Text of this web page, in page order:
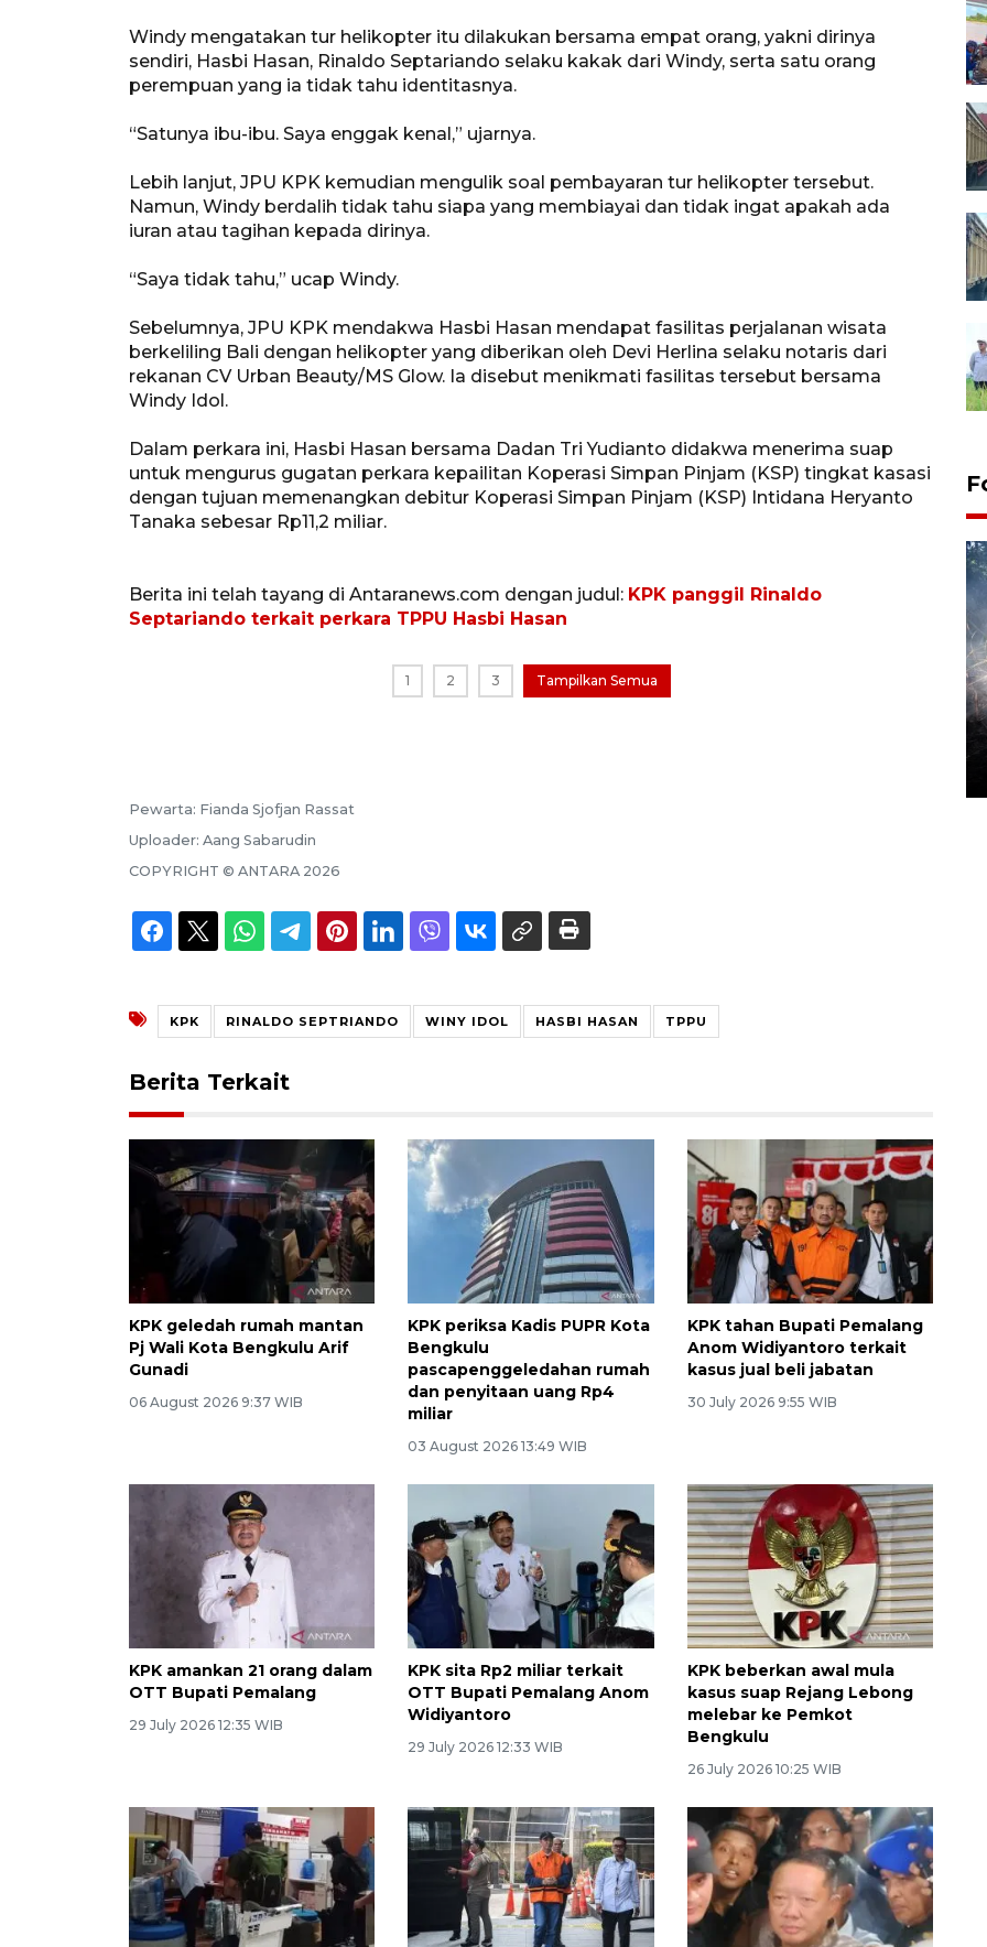
Windy mengatakan tur helikopter itu dilakukan bersama empat orang, yakni dirinya
sendiri, Hasbi Hasan, Rinaldo Septariando selaku kakak dari Windy, serta satu orang
perempuan yang ia tidak tahu identitasnya.
“Satunya ibu-ibu. Saya enggak kenal,” ujarnya.
Lebih lanjut, JPU KPK kemudian mengulik soal pembayaran tur helikopter tersebut.
Namun, Windy berdalih tidak tahu siapa yang membiayai dan tidak ingat apakah ada
iuran atau tagihan kepada dirinya.
“Saya tidak tahu,” ucap Windy.
Sebelumnya, JPU KPK mendakwa Hasbi Hasan mendapat fasilitas perjalanan wisata
berkeliling Bali dengan helikopter yang diberikan oleh Devi Herlina selaku notaris dari
rekanan CV Urban Beauty/MS Glow. Ia disebut menikmati fasilitas tersebut bersama
Windy Idol.
Dalam perkara ini, Hasbi Hasan bersama Dadan Tri Yudianto didakwa menerima suap
untuk mengurus gugatan perkara kepailitan Koperasi Simpan Pinjam (KSP) tingkat kasasi
dengan tujuan memenangkan debitur Koperasi Simpan Pinjam (KSP) Intidana Heryanto
Tanaka sebesar Rp11,2 miliar.
Berita ini telah tayang di Antaranews.com dengan judul: KPK panggil Rinaldo
Septariando terkait perkara TPPU Hasbi Hasan
1 2 3 Tampilkan Semua
Pewarta: Fianda Sjofjan Rassat
Uploader: Aang Sabarudin
COPYRIGHT © ANTARA 2026
KPK RINALDO SEPTRIANDO WINY IDOL HASBI HASAN TPPU
Berita Terkait
KPK geledah rumah mantan
Pj Wali Kota Bengkulu Arif
Gunadi
06 August 2026 9:37 WIB
KPK periksa Kadis PUPR Kota
Bengkulu
pascapenggeledahan rumah
dan penyitaan uang Rp4
miliar
03 August 2026 13:49 WIB
KPK tahan Bupati Pemalang
Anom Widiyantoro terkait
kasus jual beli jabatan
30 July 2026 9:55 WIB
KPK amankan 21 orang dalam
OTT Bupati Pemalang
29 July 2026 12:35 WIB
KPK sita Rp2 miliar terkait
OTT Bupati Pemalang Anom
Widiyantoro
29 July 2026 12:33 WIB
KPK beberkan awal mula
kasus suap Rejang Lebong
melebar ke Pemkot
Bengkulu
26 July 2026 10:25 WIB